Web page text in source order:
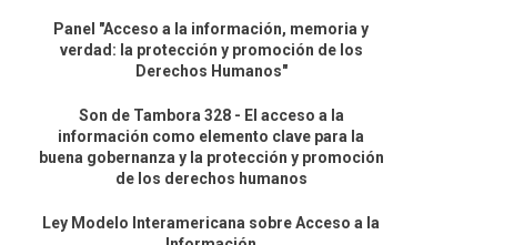
Panel "Acceso a la información, memoria y
verdad: la protección y promoción de los
Derechos Humanos"
Son de Tambora 328 - El acceso a la
información como elemento clave para la
buena gobernanza y la protección y promoción
de los derechos humanos
Ley Modelo Interamericana sobre Acceso a la